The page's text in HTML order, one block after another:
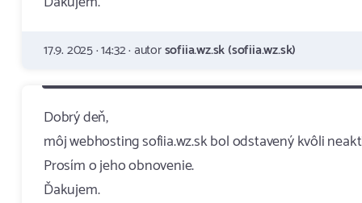
17.9. 2025 · 14:32 · autorsofiia.wz.sk (sofiia.wz.sk)
Dobrý deň,
môj webhosting sofiia.wz.sk bol odstavený kvôli
Prosím o jeho obnovenie.
Ďakujem.